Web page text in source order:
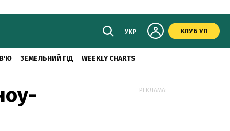
УКР КЛУБ УП
ЗЕМЕЛЬНИЙ ГІД WEEKLY CHARTS
РЕКЛАМА: